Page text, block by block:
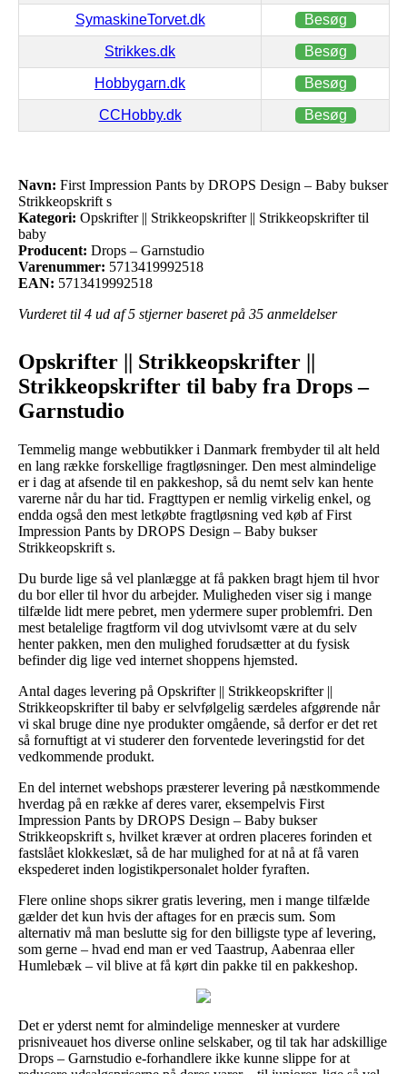
SymaskineTorvet.dk Besøg
Strikkes.dk Besøg
Hobbygarn.dk Besøg
CCHobby.dk Besøg
Navn: First Impression Pants by DROPS Design – Baby bukser
Strikkeopskrift s
Kategori: Opskrifter || Strikkeopskrifter || Strikkeopskrifter til
baby
Producent: Drops – Garnstudio
Varenummer: 5713419992518
EAN: 5713419992518
Vurderet til 4 ud af 5 stjerner baseret på 35 anmeldelser
Opskrifter || Strikkeopskrifter ||
Strikkeopskrifter til baby fra Drops –
Garnstudio
Temmelig mange webbutikker i Danmark frembyder til alt held
en lang række forskellige fragtløsninger. Den mest almindelige
er i dag at afsende til en pakkeshop, så du nemt selv kan hente
varerne når du har tid. Fragttypen er nemlig virkelig enkel, og
endda også den mest letkøbte fragtløsning ved køb af First
Impression Pants by DROPS Design – Baby bukser
Strikkeopskrift s.
Du burde lige så vel planlægge at få pakken bragt hjem til hvor
du bor eller til hvor du arbejder. Muligheden viser sig i mange
tilfælde lidt mere pebret, men ydermere super problemfri. Den
mest betalelige fragtform vil dog utvivlsomt være at du selv
henter pakken, men den mulighed forudsætter at du fysisk
befinder dig lige ved internet shoppens hjemsted.
Antal dages levering på Opskrifter || Strikkeopskrifter ||
Strikkeopskrifter til baby er selvfølgelig særdeles afgørende når
vi skal bruge dine nye produkter omgående, så derfor er det ret
så fornuftigt at vi studerer den forventede leveringstid for det
vedkommende produkt.
En del internet webshops præsterer levering på næstkommende
hverdag på en række af deres varer, eksempelvis First
Impression Pants by DROPS Design – Baby bukser
Strikkeopskrift s, hvilket kræver at ordren placeres forinden et
fastslået klokkeslæt, så de har mulighed for at nå at få varen
ekspederet inden logistikpersonalet holder fyraften.
Flere online shops sikrer gratis levering, men i mange tilfælde
gælder det kun hvis der aftages for en præcis sum. Som
alternativ må man beslutte sig for den billigste type af levering,
som gerne – hvad end man er ved Taastrup, Aabenraa eller
Humlebæk – vil blive at få kørt din pakke til en pakkeshop.
Det er yderst nemt for almindelige mennesker at vurdere
prisniveauet hos diverse online selskaber, og til tak har adskillige
Drops – Garnstudio e-forhandlere ikke kunne slippe for at